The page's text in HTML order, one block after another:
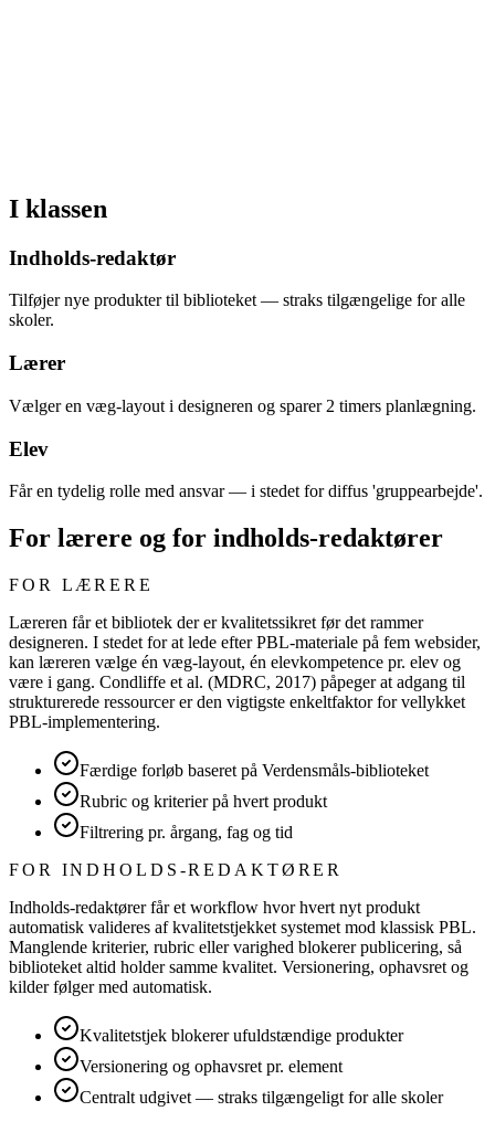
I klassen
Indholds-redaktør
Tilføjer nye produkter til biblioteket — straks tilgængelige for alle
skoler.
Lærer
Vælger en væg-layout i designeren og sparer 2 timers planlægning.
Elev
Får en tydelig rolle med ansvar — i stedet for diffus 'gruppearbejde'.
For lærere og for indholds-redaktører
FOR LÆRERE
Læreren får et bibliotek der er kvalitetssikret før det rammer
designeren. I stedet for at lede efter PBL-materiale på fem websider,
kan læreren vælge én væg-layout, én elevkompetence pr. elev og
være i gang. Condliffe et al. (MDRC, 2017) påpeger at adgang til
strukturerede ressourcer er den vigtigste enkeltfaktor for vellykket
PBL-implementering.
Færdige forløb baseret på Verdensmåls-biblioteket
Rubric og kriterier på hvert produkt
Filtrering pr. årgang, fag og tid
FOR INDHOLDS-REDAKTØRER
Indholds-redaktører får et workflow hvor hvert nyt produkt
automatisk valideres af kvalitetstjekket systemet mod klassisk PBL.
Manglende kriterier, rubric eller varighed blokerer publicering, så
biblioteket altid holder samme kvalitet. Versionering, ophavsret og
kilder følger med automatisk.
Kvalitetstjek blokerer ufuldstændige produkter
Versionering og ophavsret pr. element
Centralt udgivet — straks tilgængeligt for alle skoler